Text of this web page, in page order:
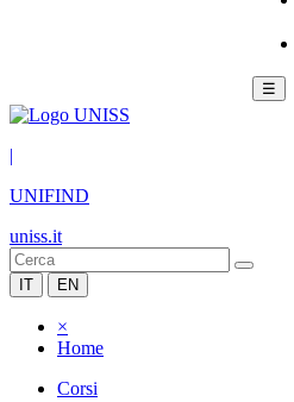
☰
|
UNIFIND
uniss.it
IT EN
×
Home
Corsi